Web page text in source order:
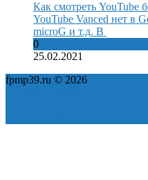
Как смотреть YouTube
YouTube Vanced нет в
microG и т.д. В
0
25.02.2021
fpmp39.ru © 2026